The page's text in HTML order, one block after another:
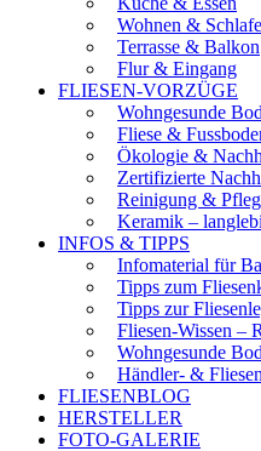
Wohnen &
Terrasse & Balkon
Flur & Eingang
FLIESEN-VORZÜGE
Wohngesunde
Fliese &
Ökologie &
Zertifizierte
Reinigung &
Keramik –
INFOS & TIPPS
Infomaterial für
Tipps zum
Tipps zur
Fliesen-Wissen –
Wohngesunde
Händler- &
FLIESENBLOG
HERSTELLER
FOTO-GALERIE